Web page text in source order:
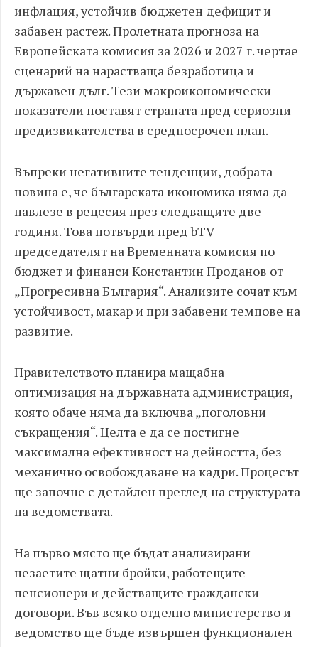
инфлация, устойчив бюджетен дефицит и
забавен растеж. Пролетната прогноза на
Европейската комисия за 2026 и 2027 г. чертае
сценарий на нарастваща безработица и
държавен дълг. Тези макроикономически
показатели поставят страната пред сериозни
предизвикателства в средносрочен план.
Въпреки негативните тенденции, добрата
новина е, че българската икономика няма да
навлезе в рецесия през следващите две
години. Това потвърди пред bTV
председателят на Временната комисия по
бюджет и финанси Константин Проданов от
„Прогресивна България“. Анализите сочат към
устойчивост, макар и при забавени темпове на
развитие.
Правителството планира мащабна
оптимизация на държавната администрация,
която обаче няма да включва „поголовни
съкращения“. Целта е да се постигне
максимална ефективност на дейността, без
механично освобождаване на кадри. Процесът
ще започне с детайлен преглед на структурата
на ведомствата.
На първо място ще бъдат анализирани
незаетите щатни бройки, работещите
пенсионери и действащите граждански
договори. Във всяко отделно министерство и
ведомство ще бъде извършен функционален